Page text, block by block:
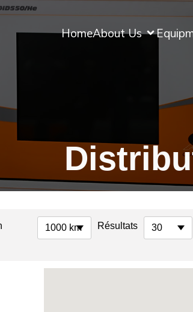
HomeAbout Us
1000 km Résultats 30